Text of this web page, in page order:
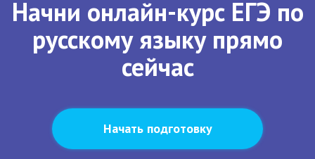
Начни онлайн-курс ЕГЭ по
русскому языку прямо
сейчас
Начать подготовку